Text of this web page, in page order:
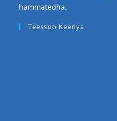
hammatedha.
Teessoo Keenya